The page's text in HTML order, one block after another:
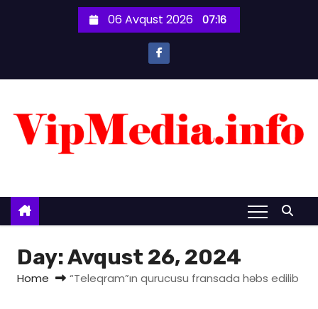
n
06 Avqust 2026 07:16
Day:Avqust 26, 2024
Home “Teleqram”ın qurucusu fransada həbs edilib